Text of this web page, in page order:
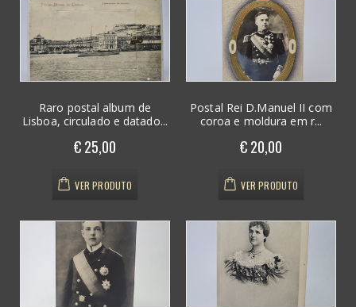
Raro postal album de
Lisboa, circulado e datado...
€ 25,00
VER PRODUTO
Postal Rei D.Manuel II com
coroa e moldura em r...
€ 20,00
VER PRODUTO